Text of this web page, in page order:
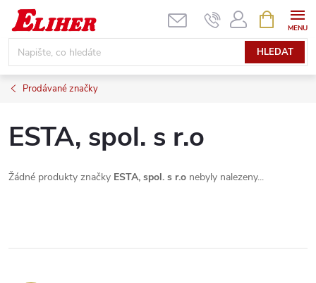
Přejít
obsah
HLEDAT
NÁKUPNÍ
KOŠÍK
Prodávané značky
ESTA, spol. s r.o
Žádné produkty značky ESTA, spol. s r.o nebyly nalezeny...